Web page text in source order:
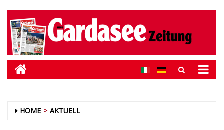
HOME AKTUELL